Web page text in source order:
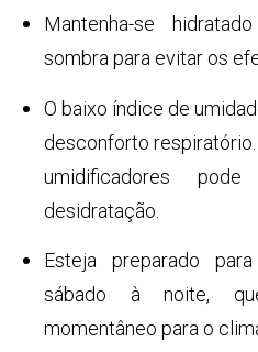
Mantenha-se
sombra para evitar os
O baixo índice de
desconforto
umidificadores
desidratação.
Esteja preparado
sábado à noite,
momentâneo para o